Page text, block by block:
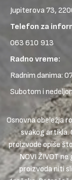
Jupiterova 73,
Telefon za
063 610 913
Radno vreme:
Radnim danima:
Subotom i
Osnovna obeležja
svakog artikla.
proizvode opiše
NOVI ŽIVOT
proizvoda niti